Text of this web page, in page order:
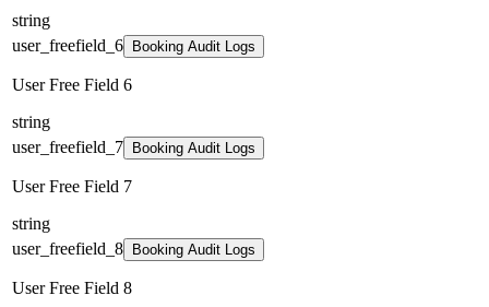
string
user_freefield_6
Booking Audit Logs
User Free Field 6
string
user_freefield_7
Booking Audit Logs
User Free Field 7
string
user_freefield_8
Booking Audit Logs
User Free Field 8